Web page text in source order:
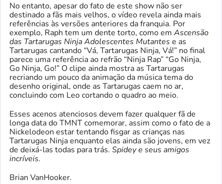
No entanto, apesar do fato de este show não ser
destinado a fãs mais velhos, o vídeo revela ainda mais
referências às versões anteriores da franquia. Por
exemplo, Raph tem um dente torto, como em Ascensão
das Tartarugas Ninja Adolescentes Mutantes e as
Tartarugas cantando “Vá, Tartarugas Ninja, Vá!” no final
parece uma referência ao refrão “Ninja Rap” “Go Ninja,
Go Ninja, Go!” O clipe ainda mostra as Tartarugas
recriando um pouco da animação da música tema do
desenho original, onde as Tartarugas caem no ar,
concluindo com Leo cortando o quadro ao meio.
Esses acenos atenciosos devem fazer qualquer fã de
longa data do TMNT comemorar, assim como o fato de a
Nickelodeon estar tentando fisgar as crianças nas
Tartarugas Ninja enquanto elas ainda são jovens, em vez
de deixá-las todas para trás. Spidey e seus amigos
incríveis.
Brian VanHooker.